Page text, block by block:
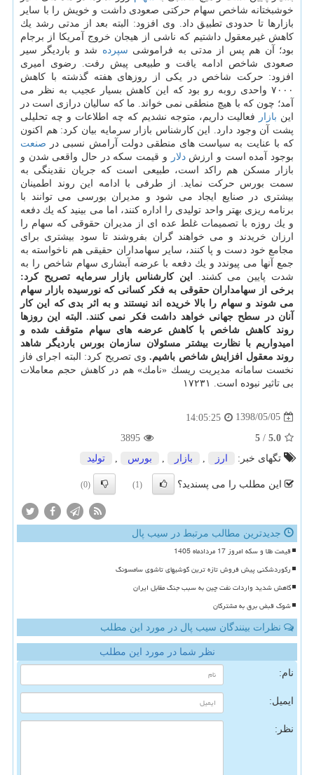
خوشبختانه شاخص سهام حركتی صعودی داشت و خویش را با سایر
بازارها تا حدودی تطبیق داد. وی افزود: البته بعد از مدتی رشد یك
كاهش غیرمعقول داشتیم كه ناشی از هیجان خروج آمریكا از برجام
بود؛ آن هم پس از مدتی به فراموشی سپرده شد و باردیگر سیر
صعودی شاخص ادامه یافت و طبیعی پیش رفت. رضوی امیری
افزود: حركت شاخص در یكی از روزهای هفته گذشته با كاهش
۷۰۰۰ واحدی روبه رو بود كه این كاهش بسیار عجیب به نظر می
آمد؛ چون كه با هیچ منطقی نمی خواند. ما كه سالیان درازی است در
این بازار
فعالیت داریم، متوجه نشدیم كه چه اطلاعات و چه تحلیلی
پشت آن وجود دارد. این كارشناس بازار سرمایه بیان كرد: هم اكنون
كه با عنایت به سیاست های منطقی دولت آرامش نسبی در صنعت
بوجود آمده است و ارزشدلار
و قیمت سكه در حال واقعی شدن و
بازار مسكن هم راكد است، طبیعی است كه جریان نقدینگی به
سمت بورس حركت نماید. از طرفی با ادامه این روند اطمینان
بیشتری در صنایع ایجاد می شود و مدیران بورسی می توانند با
برنامه ریزی بهتر واحد تولیدی را اداره كنند، اما می بینید كه یك دفعه
و یك روزه با تصمیمات غلط عده ای از مدیران حقوقی كه سهام را
ارزان خریدند و می خواهند گران بفروشند تا سود بیشتری برای
مجامع خود دست و پا كنند، سایر سهامداران حقیقی هم ناخواسته به
جمع آنها می پیوندد و یك دفعه با عرضه آبشاری سهام شاخص را به
شدت پایین می كشند.
این كارشناس بازار سرمایه تصریح كرد:
برخی از سهامداران حقوقی به فكر كسانی كه نورسیده بازار سهام
می شوند و سهام را بالا خریده اند نیستند و به اثر بدی كه این كار
آنان در سطح جهانی خواهد داشت فكر نمی كنند. البته این روزها
روند كاهش شاخص با كاهش عرضه های سهام متوقف شده و
امیدواریم با نظارت بیشتر مسئولان سازمان بورس باردیگر شاهد
روند معقول افزایش شاخص باشیم.وی تصریح كرد: البته اجرای فاز
نخست سامانه مدیریت ریسك «نامك» هم در كاهش حجم معاملات
بی تاثیر نبوده است. ۱۷۲۳۱
1398/05/05
14:05:25
5.0
/
5
3895
تگهای خبر:
ارز , بازار , بورس , تولید
این مطلب را می پسندید؟ (1)
(0)
جدیدترین مطالب مرتبط در سیب پال
قیمت طلا و سکه امروز 17 مردادماه 1405
رکوردشکنی پیش فروش تازه ترین گوشیهای تاشوی سامسونگ
کاهش شدید واردات نفت چین به سبب جنگ مقابل ایران
شوک قبض برق به مشترکان
نظرات بینندگان سیب پال در مورد این مطلب
نظر شما در مورد این مطلب
نام:
ایمیل:
نظر: